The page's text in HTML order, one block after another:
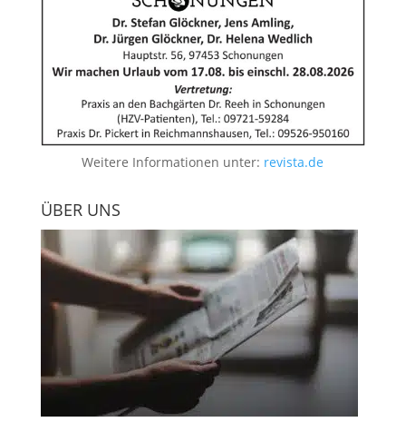
Weitere Informationen unter: revista.de
ÜBER UNS